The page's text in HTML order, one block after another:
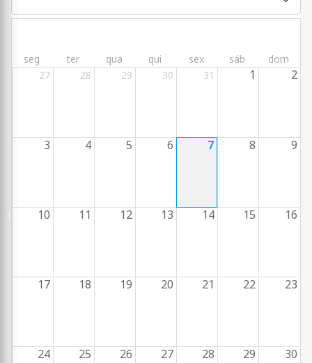
seg ter qua qui sex sáb
dom
27
28 29 30 31 1 2
3 4 5 6 7 8 9
10 11 12 13 14 15 16
17 18 19 20 21 22 23
24 25 26 27 28 29 30